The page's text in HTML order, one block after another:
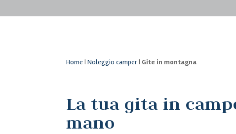
Home |Noleggio camper| Gite in montagna
La tua gita in
mano